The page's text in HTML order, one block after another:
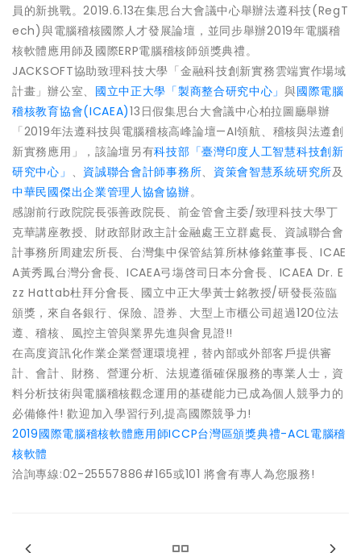
員的新挑戰。2019.6.13在集思台大會議中心舉辦法遵科技(RegT
ech)與電腦稽核國際人才發展論壇，並同步舉辦2019年電腦稽
核軟體應用師及國際ERP電腦稽核師頒獎典禮。
JACKSOFT協助致理科技大學「金融科技創新實務雲端實作場域
計畫」辦公室、 國立中正大學「製商整合研究中心」與國際電腦
稽核教育協會(ICAEA)13日假集思台大會議中心柏拉圖廳舉辦
「2019年法遵科技與電腦稽核高峰論壇—AI領航、稽核與法遵創
新實務應用」，該論壇另有科技部「臺灣印度人工智慧科技創新
研究中心」 、 資誠聯合會計師事務所、 資策會智慧系統研究所及
中華民國傑出企業管理人協會協辦。
感謝前行政院院長張善政院長、前金管會主委/致理科技大學丁
克華講座教授、財政部財政主計金融處王立群處長、資誠聯合會
計事務所周建宏所長、台灣集中保管結算所林修銘董事長、ICAE
A黃秀鳳台灣分會長、ICAEA弓塲啓司日本分會長、ICAEA Dr. E
zz Hattab杜拜分會長、國立中正大學黃士銘教授/研發長蒞臨
頒獎，來自各銀行、保險、證券、大型上市櫃公司超過120位法
遵、稽核、風控主管與業界先進與會見證!!
在高度資訊化作業企業營運環境裡，替內部或外部客戶提供審
計、會計、財務、營運分析、法規遵循確保服務的專業人士，資
料分析技術與電腦稽核觀念運用的基礎能力已成為個人競爭力的
必備條件! 歡迎加入學習行列,提高國際競爭力!
2019國際電腦稽核軟體應用師ICCP台灣區頒獎典禮-ACL電腦稽
核軟體
洽詢專線:02-25557886#165或101 將會有專人為您服務!